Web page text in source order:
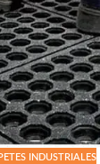
INDUSTRIALES